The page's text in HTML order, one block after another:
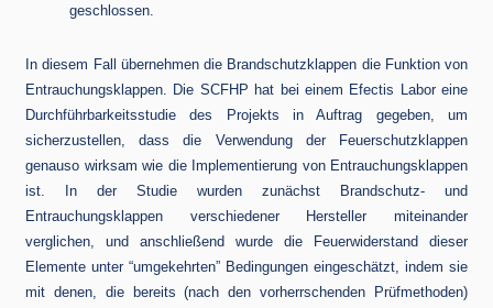
geschlossen.
In diesem Fall übernehmen die Brandschutzklappen die Funktion von
Entrauchungsklappen. Die SCFHP hat bei einem Efectis Labor eine
Durchführbarkeitsstudie des Projekts in Auftrag gegeben, um
sicherzustellen, dass die Verwendung der Feuerschutzklappen
genauso wirksam wie die Implementierung von Entrauchungsklappen
ist. In der Studie wurden zunächst Brandschutz- und
Entrauchungsklappen verschiedener Hersteller miteinander
verglichen, und anschließend wurde die Feuerwiderstand dieser
Elemente unter “umgekehrten” Bedingungen eingeschätzt, indem sie
mit denen, die bereits (nach den vorherrschenden Prüfmethoden)